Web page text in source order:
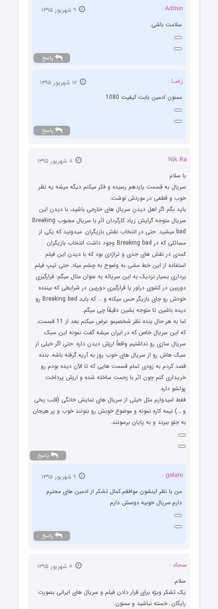
Admin :
۹ شهریور ۱۳۹۵
سلامت باشی.
پاسخ
رضـا :
ممنون ادمین بابت کیفیت 1080
پاسخ
Nik Ra :
با سلام
سریال به قسمت یازدهم رسیده و فکر میکنم دیگه میشه یه نظر
خوب و قطعی در موردش نوشت.
باید بگم اگر اهل دیدن سریال های خارجی باشید، با دیدن این
سریال متوجه گرایش زیاد کارگردان اثر با سریال مجبوب Breaking
bad میشید. حتی در انتخاب نقش بازیگران. میدونید که یکی از
مسائلی که در Breaking bad وجود داشت انتخاب بازیگران
کمدی در نقش های جدی و تراژدی بود که با دیدن این فیلم
استفاده از این خط مشی به وضوح به چشم میاد. حتی تیپ فیلم
برداری بسیار نزدیک به این سریاله به عنوان مثال میگم: قرارگیری
دوربین در کشوی دراور یا قرارگیری دوربین در شرایطی که بیننده
خودش رو جای بازیگر حس میکنه و … که باید Breaking bad رو
دیده باشین تا متوجه بشین دقیقاً چی میگم.
اما به هر حال بنده نظر شخصیمو عرض میکنم بعد از 11 قسمت،
که این سریال خاص که در ایران میشه گفت نمونه این سبک
سریال سازی رو نداشتیم واقعاً ارزش دیدن داره. حتی اگر خیلی از
سبک هاش رو از سریال های خوب روز به آریه گرفته باشه. بنده
قصد کردم به زودی تمام قسمت هایی که تا الآن دیده بودم رو
خریداری کنم چون اثر با زحمت ساخته شده و ارزش پرداخت
پولشو داره.
فقط امیدوارم مثل خیلی از سریال های نمایش خانگی (قلب یخی
و …) نیمه کاره نمونه و موضوع خوبش رو بتونند خوب و پر هیجان
به جلو ببرند و به پایان برسونند.
پاسخ
gelare :
۹ شهریور ۱۳۹۵
من با نظر اینشون موافقم.کمال تشکر از ادمین های محترم
دارم.سریال خوبیه دوسش دارم
پاسخ
سجاد :
سلام.
یک تشکر ویژه برای قرار دادن فیلم و سریال های ایرانی بصورت
رایگان…خسته نباشید و ممنون.